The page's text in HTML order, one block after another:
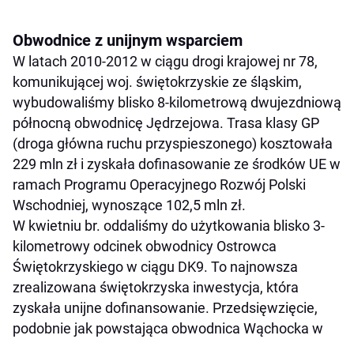
Obwodnice z unijnym wsparciem
W latach 2010-2012 w ciągu drogi krajowej nr 78,
komunikującej woj. świętokrzyskie ze śląskim,
wybudowaliśmy blisko 8-kilometrową dwujezdniową
północną obwodnicę Jędrzejowa. Trasa klasy GP
(droga główna ruchu przyspieszonego) kosztowała
229 mln zł i zyskała dofinasowanie ze środków UE w
ramach Programu Operacyjnego Rozwój Polski
Wschodniej, wynoszące 102,5 mln zł.
W kwietniu br. oddaliśmy do użytkowania blisko 3-
kilometrowy odcinek obwodnicy Ostrowca
Świętokrzyskiego w ciągu DK9. To najnowsza
zrealizowana świętokrzyska inwestycja, która
zyskała unijne dofinansowanie. Przedsięwzięcie,
podobnie jak powstająca obwodnica Wąchocka w